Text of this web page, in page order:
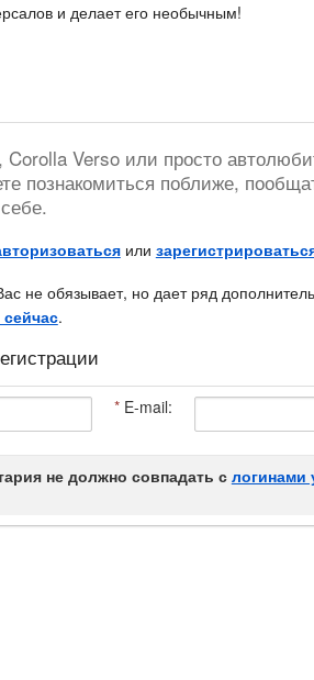
и делает его необычным!
Verso или просто
познакомиться поближе,
или
не обязывает, но дает ряд
.
*E-mail:
не должно совпадать слогинами